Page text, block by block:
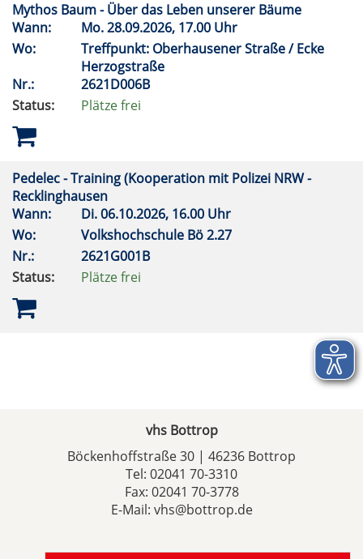
Mythos Baum - Über das Leben unserer Bäume
Wann:
Mo.28.09.2026, 17.00 Uhr
Wo:
Treffpunkt: Oberhausener Straße / Ecke
Herzogstraße
Nr.:
2621D006B
Status:
Plätze frei
Pedelec - Training (Kooperation mit Polizei NRW -
Recklinghausen
Wann:
Di.06.10.2026, 16.00 Uhr
Wo:
Volkshochschule Bö 2.27
Nr.:
2621G001B
Status:
Plätze frei
vhs Bottrop
Böckenhoffstraße 30 | 46236 Bottrop
Tel: 02041 70-3310
Fax: 02041 70-3778
E-Mail: vhs@bottrop.de